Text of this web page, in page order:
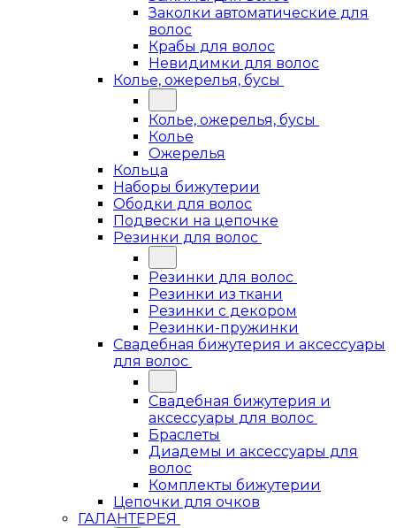
Заколки автоматические для
волос
Крабы для волос
Невидимки для волос
Колье, ожерелья, бусы
Колье, ожерелья, бусы
Колье
Ожерелья
Кольца
Наборы бижутерии
Ободки для волос
Подвески на цепочке
Резинки для волос
Резинки для волос
Резинки из ткани
Резинки с декором
Резинки-пружинки
Свадебная бижутерия и аксессуары
для волос
Свадебная бижутерия и
аксессуары для волос
Браслеты
Диадемы и аксессуары для
волос
Комплекты бижутерии
Цепочки для очков
ГАЛАНТЕРЕЯ